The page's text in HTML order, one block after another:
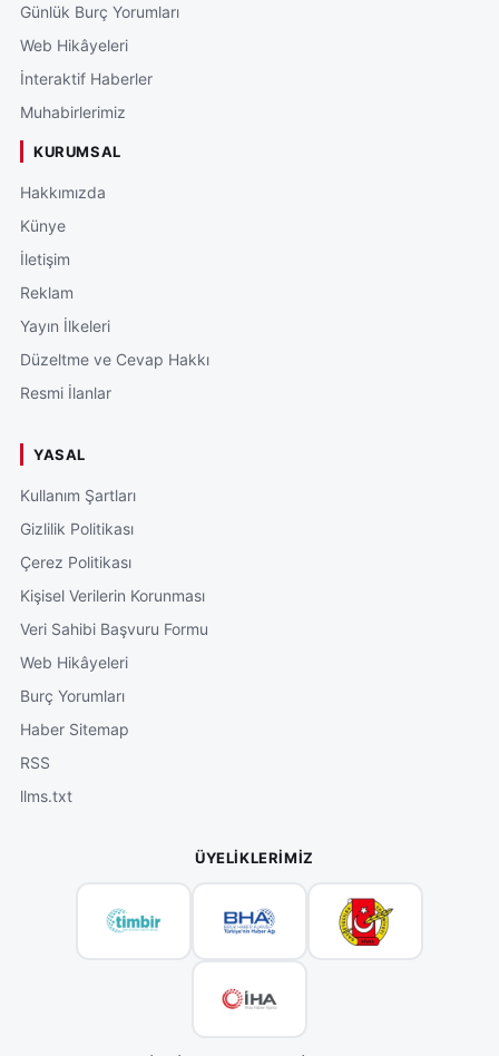
Günlük Burç Yorumları
Web Hikâyeleri
İnteraktif Haberler
Muhabirlerimiz
KURUMSAL
Hakkımızda
Künye
İletişim
Reklam
Yayın İlkeleri
Düzeltme ve Cevap Hakkı
Resmi İlanlar
YASAL
Kullanım Şartları
Gizlilik Politikası
Çerez Politikası
Kişisel Verilerin Korunması
Veri Sahibi Başvuru Formu
Web Hikâyeleri
Burç Yorumları
Haber Sitemap
RSS
llms.txt
ÜYELIKLERIMIZ